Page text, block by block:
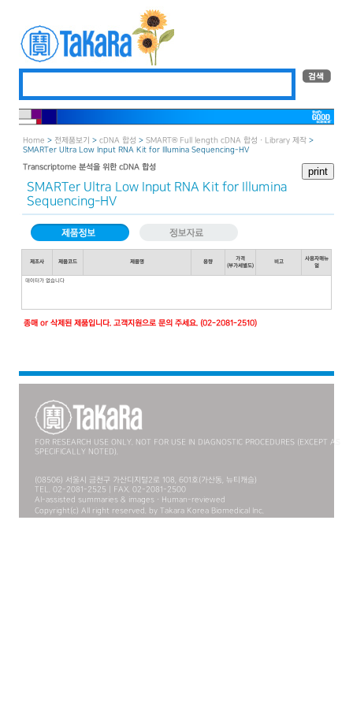
Home > 전제품보기 > cDNA 합성 > SMART® Full length cDNA 합성 · Library 제작 >
SMARTer Ultra Low Input RNA Kit for Illumina Sequencing-HV
Transcriptome 분석을 위한 cDNA 합성
SMARTer Ultra Low Input RNA Kit for Illumina
Sequencing-HV
제조사 제품코드 제품명 용량
가격
(부가세별도)
비고
사용자매뉴
얼
데이터가 없습니다
종매 or 삭제된 제품입니다. 고객지원으로 문의 주세요. (02-2081-2510)
FOR RESEARCH USE ONLY. NOT FOR USE IN DIAGNOSTIC PROCEDURES (EXCEPT AS
SPECIFICALLY NOTED).
(08506) 서울시 금천구 가산디지털2로 108, 601호(가산동, 뉴티캐슬)
TEL. 02-2081-2525 | FAX. 02-2081-2500
AI-assisted summaries & images · Human-reviewed
Copyright(c) All right reserved. by Takara Korea Biomedical Inc.